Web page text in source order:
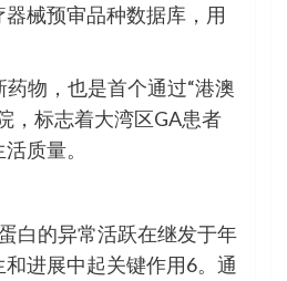
械预审品种数据库，用
物，也是首个通过“港澳
，标志着大湾区GA患者
质量。
白的异常活跃在继发于年
进展中起关键作用6。通